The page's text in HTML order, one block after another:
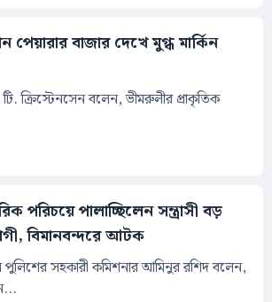
পেয়ারার বাজার দেখে মুগ্ধ মার্কিন
টি. ক্রিস্টেনসেন বলেন, ভীমরুলীর প্রাকৃতিক
পরিচয়ে পালাচ্ছিলেন সন্ত্রাসী বড়
বিমানবন্দরে আটক
পুলিশের সহকারী কমিশনার আমিনুর রশিদ বলেন,